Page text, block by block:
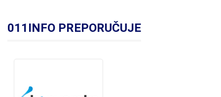
011INFO PREPORUČUJE